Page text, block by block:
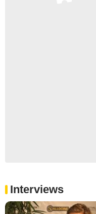
Interviews